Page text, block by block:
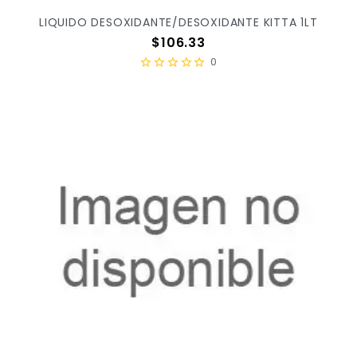
LIQUIDO DESOXIDANTE/DESOXIDANTE KITTA 1LT
Precio
$106.33
0